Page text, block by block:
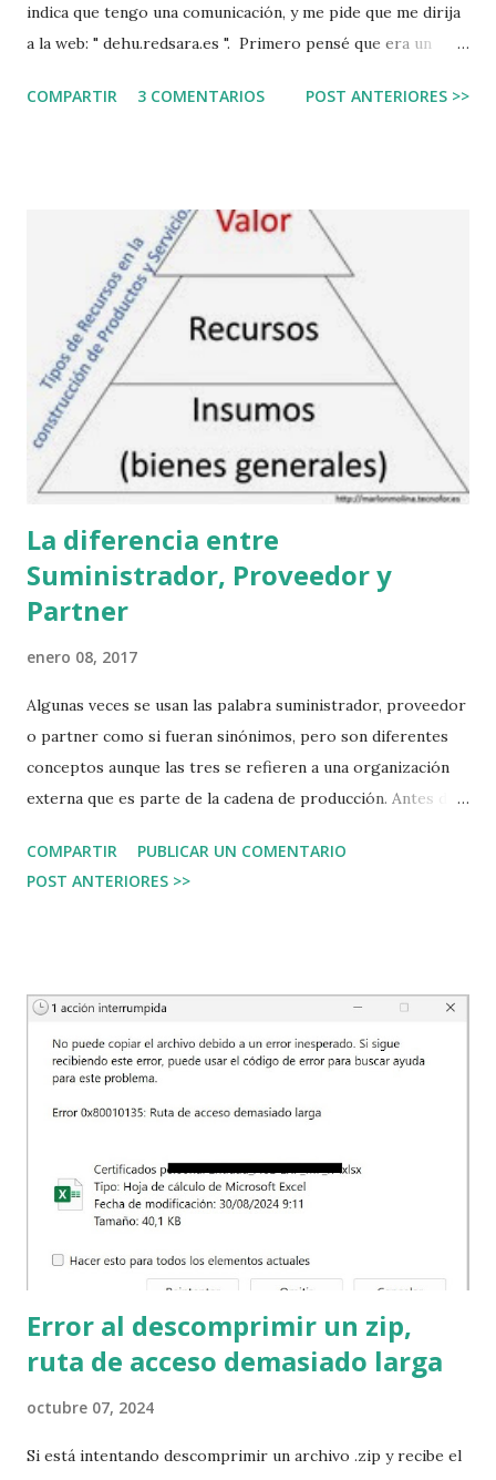
indica que tengo una comunicación, y me pide que me dirija
a la web: " dehu.redsara.es ". Primero pensé que era un
principalmente si lo recibes desde un email que jamás te ha
Abrí la web para investigarla después de copiarla en texto,
revisar la dirección, y la puse en un navegador seguro.
Sorpresa, todo parece correcto. Incluso tiene un cartel que
dice que se ha financiado con fondos Next Generation, que
son los fondos para la recuperación económica, una página
así no tiene sentido que se financie con estos fondos. Pues
es real. Es un error de ciberseguridad. Yo le aconsejo que
no crea jamás que una web que no lleve el ...
COMPARTIR 3 COMENTARIOS POST ANTERIORES >>
La diferencia entre
Suministrador, Proveedor y
Partner
enero 08, 2017
Algunas veces se usan las palabra suministrador, proveedor
o partner como si fueran sinónimos, pero son diferentes
conceptos aunque las tres se refieren a una organización
externa que es parte de la cadena de producción. Antes de
recursos y bienes necesita una organización de otra
externa. Sin importar si es una empresa privada, una
propios servicios. ¿Qué tipos de recursos necesita la
organización? Insumos y bienes generales: En la empresa
se necesita papel, bolígrafos, grapas, tinta, café, carpetas, y
otros insumos que son necesarios e importantes pero que
de dónde vienen o dónde se almacenan. Hay otros posibles
insumos y bienes como la electricidad, los teléfonos,
Internet, quizá el metro y el autobús; estos...
COMPARTIR
PUBLICAR UN COMENTARIO
POST ANTERIORES >>
Error al descomprimir un zip,
ruta de acceso demasiado larga
octubre 07, 2024
Si está intentando descomprimir un archivo .zip y recibe el